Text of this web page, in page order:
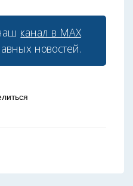
канал в МАХ
новостей.